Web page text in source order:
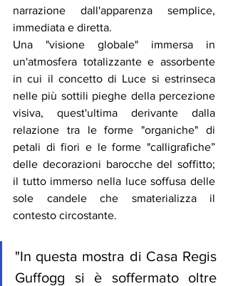
narrazione dall'apparenza semplice,
immediata e diretta.
Una "visione globale" immersa in
un'atmosfera totalizzante e assorbente
in cui il concetto di Luce si estrinseca
nelle più sottili pieghe della percezione
visiva, quest'ultima derivante dalla
relazione tra le forme "organiche" di
petali di fiori e le forme "calligrafiche”
delle decorazioni barocche del soffitto;
il tutto immerso nella luce soffusa delle
sole candele che smaterializza il
contesto circostante.
"In questa mostra di Casa Regis
Guffogg si è soffermato oltre